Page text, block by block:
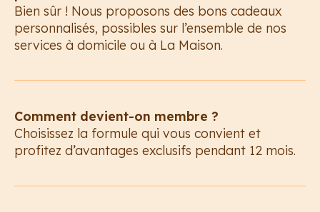
Bien sûr ! Nous proposons des bons cadeaux
personnalisés, possibles sur l’ensemble de nos
services à domicile ou à La Maison.
Comment devient-on membre ?
Choisissez la formule qui vous convient et
profitez d’avantages exclusifs pendant 12 mois.